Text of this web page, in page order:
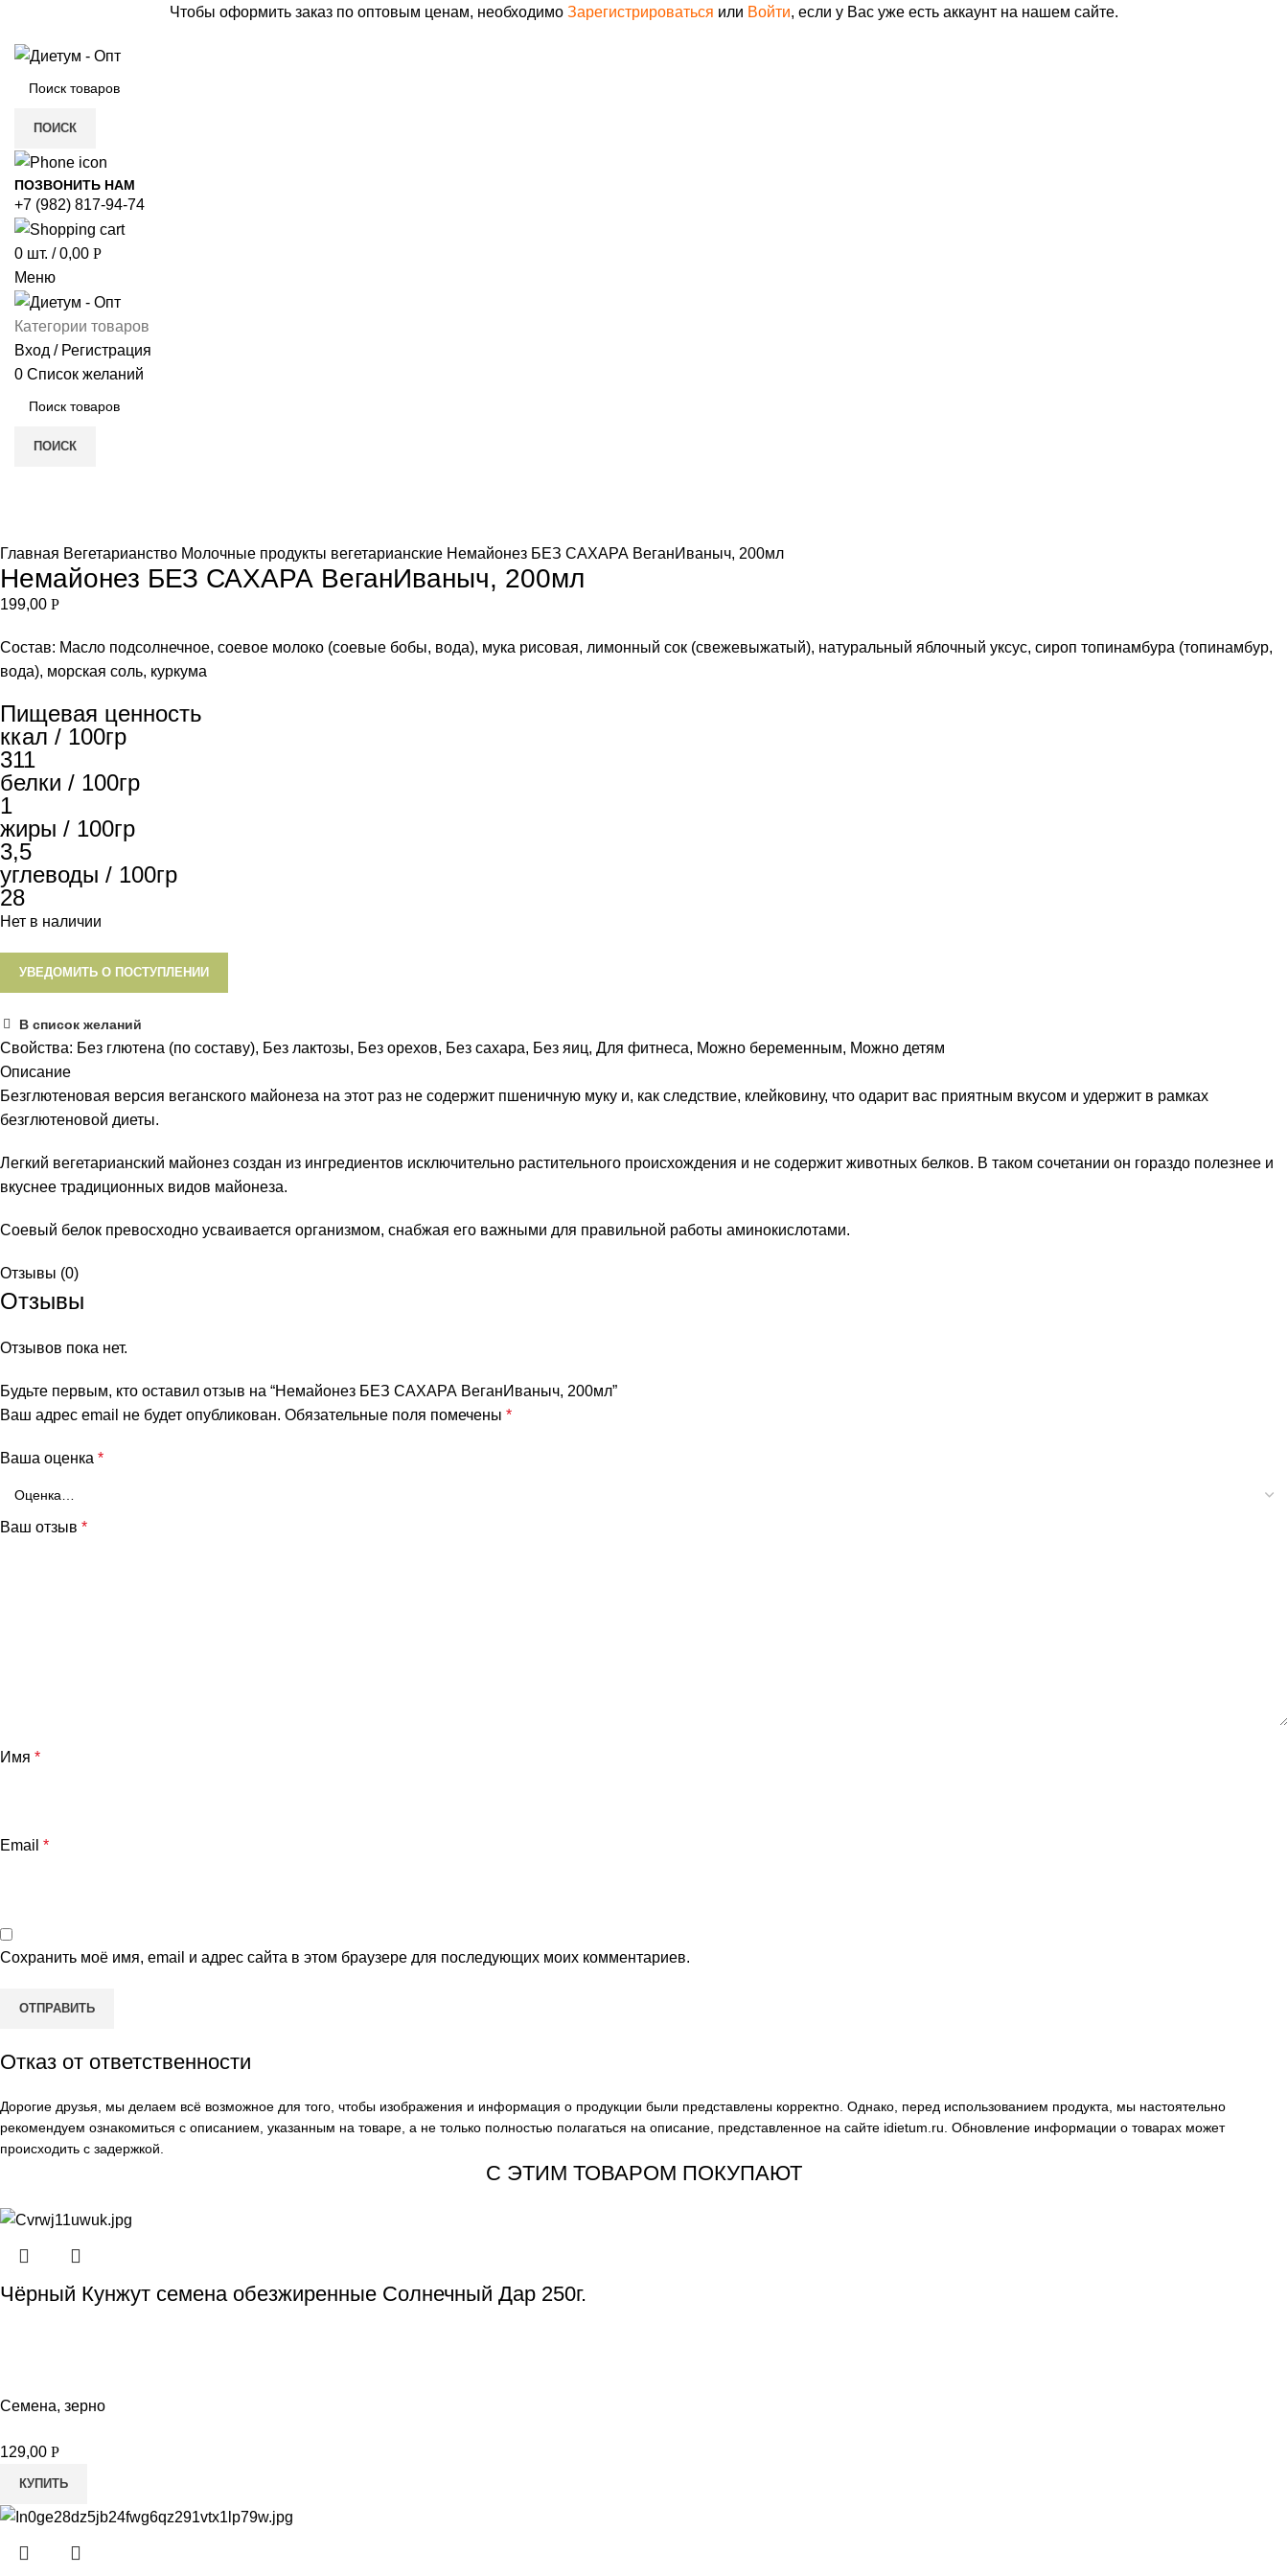
Чтобы оформить заказ по оптовым ценам, необходимо Зарегистрироваться или Войти, если у Вас уже есть аккаунт на нашем сайте.
ПОИСК
ПОЗВОНИТЬ НАМ
+7 (982) 817-94-74
0 шт. / 0,00 Р
Меню
Категории товаров
Вход / Регистрация
0 Список желаний
ПОИСК
Главная Вегетарианство Молочные продукты вегетарианские Немайонез БЕЗ САХАРА ВеганИваныч, 200мл
Немайонез БЕЗ САХАРА ВеганИваныч, 200мл
199,00 Р
Состав: Масло подсолнечное, соевое молоко (соевые бобы, вода), мука рисовая, лимонный сок (свежевыжатый), натуральный яблочный уксус, сироп топинамбура (топинамбур,
вода), морская соль, куркума
Пищевая ценность
ккал / 100гр
311
белки / 100гр
1
жиры / 100гр
3,5
углеводы / 100гр
28
Нет в наличии
УВЕДОМИТЬ О ПОСТУПЛЕНИИ
В список желаний
Свойства: Без глютена (по составу), Без лактозы, Без орехов, Без сахара, Без яиц, Для фитнеса, Можно беременным, Можно детям
Описание
Безглютеновая версия веганского майонеза на этот раз не содержит пшеничную муку и, как следствие, клейковину, что одарит вас приятным вкусом и удержит в рамках
безглютеновой диеты.
Легкий вегетарианский майонез создан из ингредиентов исключительно растительного происхождения и не содержит животных белков. В таком сочетании он гораздо полезнее и
вкуснее традиционных видов майонеза.
Соевый белок превосходно усваивается организмом, снабжая его важными для правильной работы аминокислотами.
Отзывы (0)
Отзывы
Отзывов пока нет.
Будьте первым, кто оставил отзыв на “Немайонез БЕЗ САХАРА ВеганИваныч, 200мл”
Ваш адрес email не будет опубликован. Обязательные поля помечены *
Ваша оценка *
Ваш отзыв *
Имя *
Email *
Сохранить моё имя, email и адрес сайта в этом браузере для последующих моих комментариев.
Отказ от ответственности
Дорогие друзья, мы делаем всё возможное для того, чтобы изображения и информация о продукции были представлены корректно. Однако, перед использованием продукта, мы настоятельно
рекомендуем ознакомиться с описанием, указанным на товаре, а не только полностью полагаться на описание, представленное на сайте idietum.ru . Обновление информации о товарах может
происходить с задержкой.
С ЭТИМ ТОВАРОМ ПОКУПАЮТ
Чёрный Кунжут семена обезжиренные Солнечный Дар 250г.
Семена, зерно
129,00 Р
КУПИТЬ